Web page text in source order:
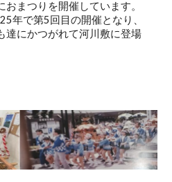
まつりを開催しています。
年で第5回目の開催となり、
達にかつがれて河川敷に登場